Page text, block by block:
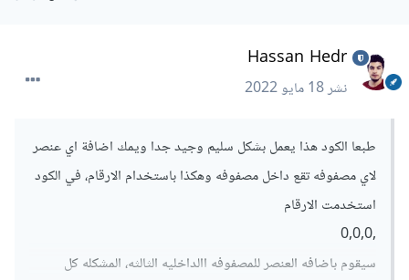
Hassan Hedr
نشر18 مايو 2022
طبعا الكود هذا يعمل بشكل سليم وجيد جدا ويمك اضافة اي عنصر
لاي مصفوفه تقع داخل مصفوفه وهكذا باستخدام الارقام، في الكود
استخدمت الارقام
سيقوم باضافه العنصر للمصفوفه االداخليه الثالثه، المشكله كل